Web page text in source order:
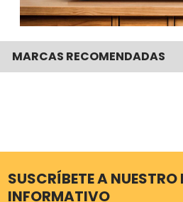
MARCAS RECOMENDADAS
SUSCRÍBETE A NUESTRO
INFORMATIVO